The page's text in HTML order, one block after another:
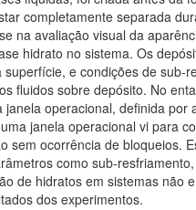
completamente separada
na avaliação visual da
hidrato no sistema. Os
e condições de sub-
fluidos sobre depósito. No
operacional, definida
janela operacional vi para
ocorrência de bloqueios.
como sub-
de hidratos em sistemas não
dos experimentos.